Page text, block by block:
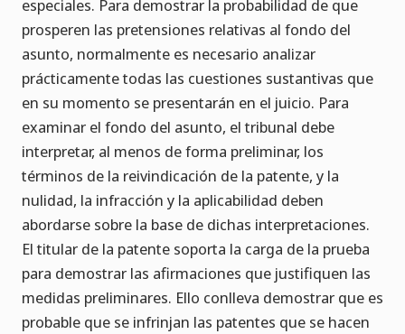
especiales. Para demostrar la probabilidad de que
prosperen las pretensiones relativas al fondo del
asunto, normalmente es necesario analizar
prácticamente todas las cuestiones sustantivas que
en su momento se presentarán en el juicio. Para
examinar el fondo del asunto, el tribunal debe
interpretar, al menos de forma preliminar, los
términos de la reivindicación de la patente, y la
nulidad, la infracción y la aplicabilidad deben
abordarse sobre la base de dichas interpretaciones.
El titular de la patente soporta la carga de la prueba
para demostrar las afirmaciones que justifiquen las
medidas preliminares. Ello conlleva demostrar que es
probable que se infrinjan las patentes que se hacen